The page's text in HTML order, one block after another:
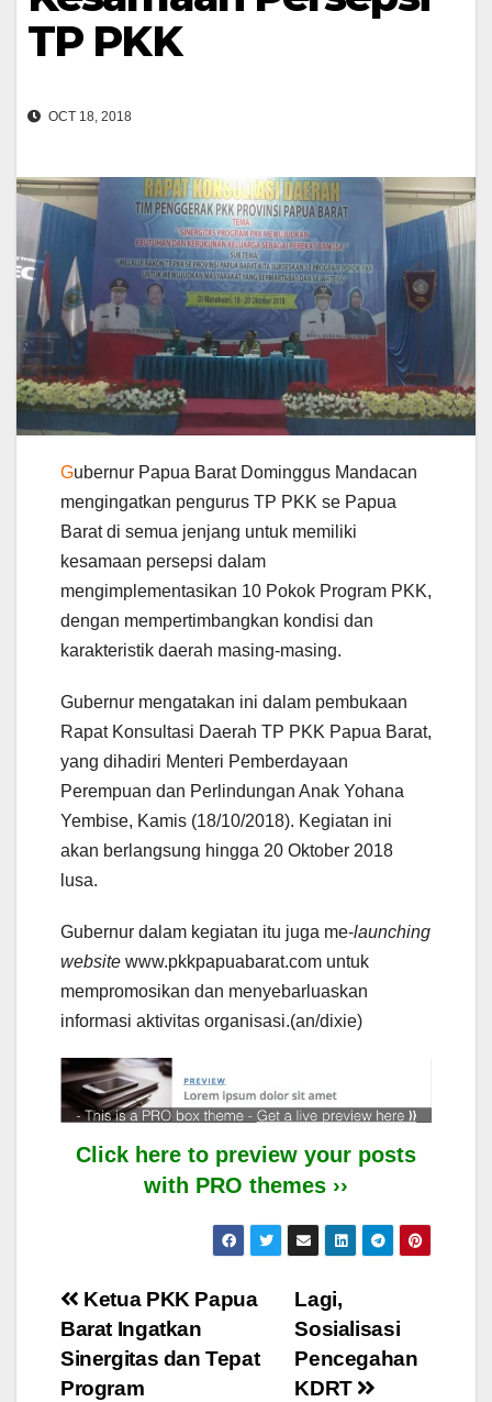
TP PKK
OCT 18, 2018
Gubernur Papua Barat Dominggus Mandacan
mengingatkan pengurus TP PKK se Papua
Barat di semua jenjang untuk memiliki
kesamaan persepsi dalam
mengimplementasikan 10 Pokok Program PKK,
dengan mempertimbangkan kondisi dan
karakteristik daerah masing-masing.
Gubernur mengatakan ini dalam pembukaan
Rapat Konsultasi Daerah TP PKK Papua Barat,
yang dihadiri Menteri Pemberdayaan
Perempuan dan Perlindungan Anak Yohana
Yembise, Kamis (18/10/2018). Kegiatan ini
akan berlangsung hingga 20 Oktober 2018
lusa.
Gubernur dalam kegiatan itu juga me-launching
website www.pkkpapuabarat.com untuk
mempromosikan dan menyebarluaskan
informasi aktivitas organisasi.(an/dixie)
Click here to preview your posts
with PRO themes ››
Post
navigation
Lagi,
Sosialisasi
Pencegahan
KDRT
Ketua PKK Papua
Barat Ingatkan
Sinergitas dan Tepat
Program